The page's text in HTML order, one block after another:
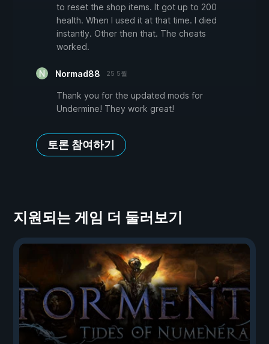
to reset the shop items. It got up to 200
health. When I used it at that time. I died
instantly. Other then that. The cheats
worked.
Normad88 25 5월
Thank you for the updated mods for
Undermine! They work great!
토론 참여하기
지원되는 게임 더 둘러보기